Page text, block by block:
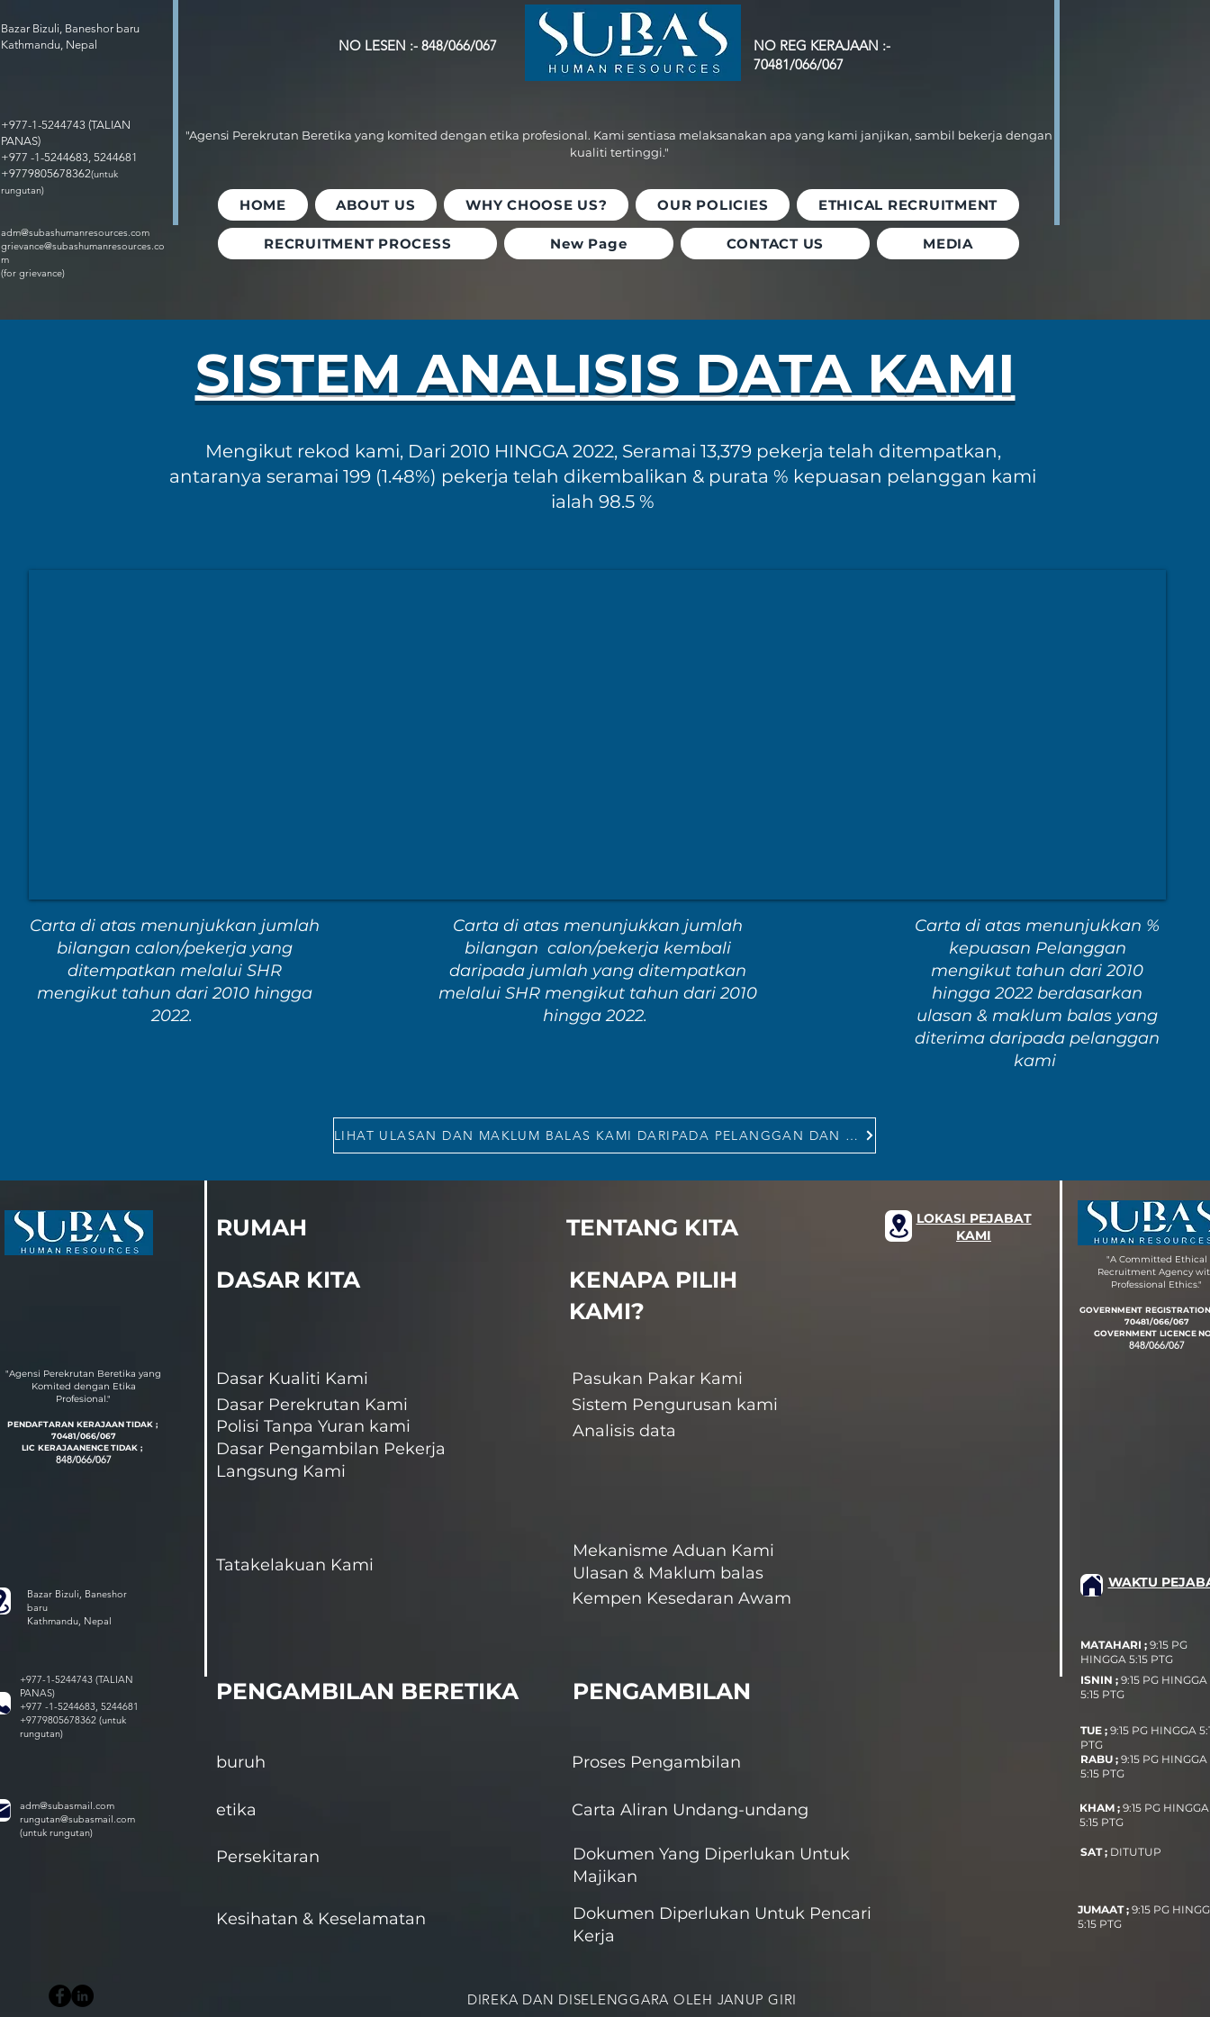
Bazar Bizuli, Baneshor baru
Kathmandu, Nepal
+977-1-5244743 (TALIAN
PANAS)
+977 -1-5244683, 5244681
+9779805678362(untuk
rungutan)
adm@subashumanresources.com
grievance@subashumanresources.co
m
(for grievance)
NO LESEN :- 848/066/067
NO REG KERAJAAN :-
70481/066/067
"Agensi Perekrutan Beretika yang komited dengan etika profesional. Kami sentiasa melaksanakan apa yang kami janjikan, sambil bekerja dengan
kualiti tertinggi."
HOME ABOUT US WHY CHOOSE US? OUR POLICIES ETHICAL RECRUITMENT
RECRUITMENT PROCESS New Page CONTACT US MEDIA
SISTEM ANALISIS DATA KAMI
Mengikut rekod kami, Dari 2010 HINGGA 2022, Seramai 13,379 pekerja telah ditempatkan,
antaranya seramai 199 (1.48%) pekerja telah dikembalikan & purata % kepuasan pelanggan kami
ialah 98.5 %
Carta di atas menunjukkan jumlah
bilangan calon/pekerja yang
ditempatkan melalui SHR
mengikut tahun dari 2010 hingga
2022.
Carta di atas menunjukkan jumlah
bilangan calon/pekerja kembali
daripada jumlah yang ditempatkan
melalui SHR mengikut tahun dari 2010
hingga 2022.
Carta di atas menunjukkan %
kepuasan Pelanggan
mengikut tahun dari 2010
hingga 2022 berdasarkan
ulasan & maklum balas yang
diterima daripada pelanggan
kami
LIHAT ULASAN DAN MAKLUM BALAS KAMI DARIPADA PELANGGAN DAN CALON
"Agensi Perekrutan Beretika yang
Komited dengan Etika
Profesional."
PENDAFTARAN KERAJAAN TIDAK ;
70481/066/067
LIC KERAJAANENCETIDAK ;
848/066/067
Bazar Bizuli, Baneshor
baru
Kathmandu, Nepal
+977-1-5244743 (TALIAN
PANAS)
+977 -1-5244683, 5244681
+9779805678362 (untuk
rungutan)
RUMAH
DASAR KITA
Dasar Kualiti Kami
Dasar Perekrutan Kami
Polisi Tanpa Yuran kami
Dasar Pengambilan Pekerja
Langsung Kami
Tatakelakuan Kami
PENGAMBILAN BERETIKA
buruh
adm@subasmail.com
rungutan@subasmail.com
(untuk rungutan)
etika
Persekitaran
Kesihatan & Keselamatan
TENTANG KITA
LOKASI PEJABAT
KAMI
KENAPA PILIH
KAMI?
Pasukan Pakar Kami
Sistem Pengurusan kami
Analisis data
Mekanisme Aduan Kami
Ulasan & Maklum balas
Kempen Kesedaran Awam
PENGAMBILAN
Proses Pengambilan
Carta Aliran Undang-undang
Dokumen Yang Diperlukan Untuk
Majikan
Dokumen Diperlukan Untuk Pencari
Kerja
"A Committed Ethical
Recruitment Agency
Professional Ethics."
GOVERNMENT REGISTRATION
70481/066/067
GOVERNMENT LICENCE
848/066/067
WAKTU
MATAHARI ; 9:15 PG
HINGGA 5:15 PTG
ISNIN ; 9:15 PG HINGGA
5:15 PTG
TUE ; 9:15 PG HINGGA
PTG
RABU ; 9:15 PG HINGGA
5:15 PTG
KHAM ; 9:15 PG HINGGA
5:15 PTG
SAT ; DITUTUP
JUMAAT ; 9:15 PG
5:15 PTG
DIREKA DAN DISELENGGARA OLEH JANUP GIRI